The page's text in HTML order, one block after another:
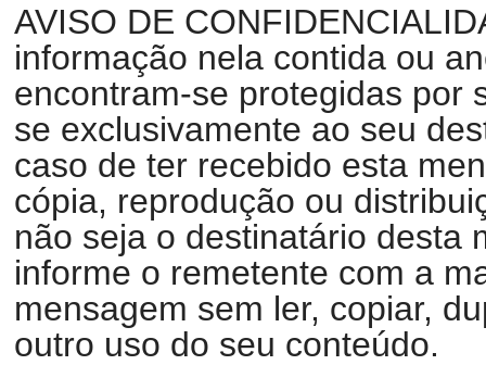
AVISO DE
informação nela contida ou
encontram-se protegidas por
se exclusivamente ao seu
caso de ter recebido esta
cópia, reprodução ou
não seja o destinatário desta
informe o remetente com a
mensagem sem ler, copiar,
outro uso do seu conteúdo.